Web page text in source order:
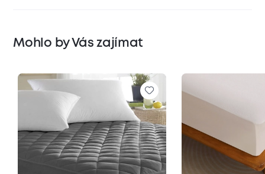
Mohlo by Vás zajímat